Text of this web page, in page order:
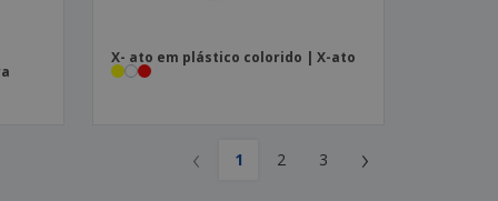
X- ato em plástico colorido | X-ato
‹ 1 2 3 ›